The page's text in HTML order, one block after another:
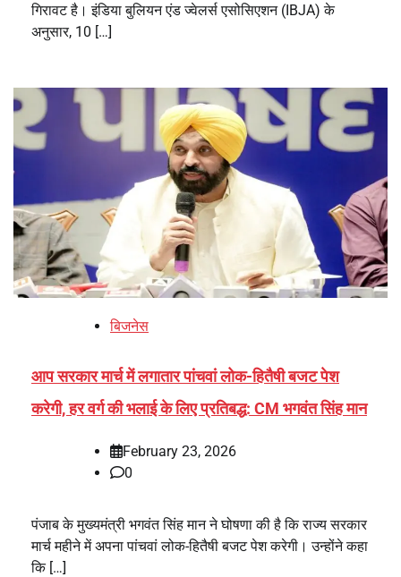
गिरावट है। इंडिया बुलियन एंड ज्वेलर्स एसोसिएशन (IBJA) के
अनुसार, 10 […]
बिजनेस
आप सरकार मार्च में लगातार पांचवां लोक-हितैषी बजट पेश
करेगी, हर वर्ग की भलाई के लिए प्रतिबद्ध: CM भगवंत सिंह मान
February 23, 2026
0
पंजाब के मुख्यमंत्री भगवंत सिंह मान ने घोषणा की है कि राज्य सरकार
मार्च महीने में अपना पांचवां लोक-हितैषी बजट पेश करेगी। उन्होंने कहा
कि […]